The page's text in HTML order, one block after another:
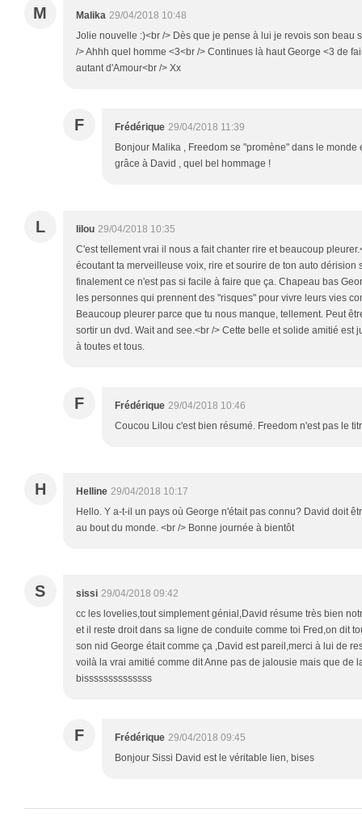
M Malika 29/04/2018 10:48
Jolie nouvelle :)<br /> Dès que je pense à lui je revois son beau
/> Ahhh quel homme <3<br /> Continues là haut George <3 de
autant d'Amour<br /> Xx
F Frédérique 29/04/2018 11:39
Bonjour Malika , Freedom se "promène" dans le
grâce à David , quel bel hommage !
L lilou 29/04/2018 10:35
C'est tellement vrai il nous a fait chanter rire et beaucoup
écoutant ta merveilleuse voix, rire et sourire de ton auto dérision
finalement ce n'est pas si facile à faire que ça. Chapeau bas
les personnes qui prennent des "risques" pour vivre leurs vies
Beaucoup pleurer parce que tu nous manque, tellement. Peut
sortir un dvd. Wait and see.<br /> Cette belle et solide amitié est
à toutes et tous.
F Frédérique 29/04/2018 10:46
Coucou Lilou c'est bien résumé. Freedom n'est pas le
H Helline 29/04/2018 10:17
Hello. Y a-t-il un pays où George n'était pas connu? David doit
au bout du monde. <br /> Bonne journée à bientôt
S sissi 29/04/2018 09:42
cc les lovelies,tout simplement génial,David résume très bien
et il reste droit dans sa ligne de conduite comme toi Fred,on dit
son nid George était comme ça ,David est pareil,merci à lui de
voilà la vrai amitié comme dit Anne pas de jalousie mais que de
bissssssssssssss
F Frédérique 29/04/2018 09:45
Bonjour Sissi David est le véritable lien, bises